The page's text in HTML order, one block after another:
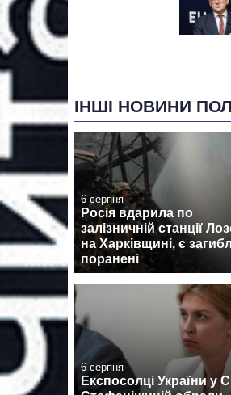
ІНШІ НОВИНИ
6 серпня
Росія вдарила по
залізничній станції
на Харківщині, є
поранені
6 серпня
Експосолці України у